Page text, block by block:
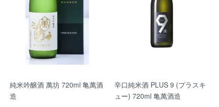
純米吟醸酒 萬坊 720ml 亀萬酒
造
辛口純米酒 PLUS 9 (プラスキ
ュー) 720ml 亀萬酒造